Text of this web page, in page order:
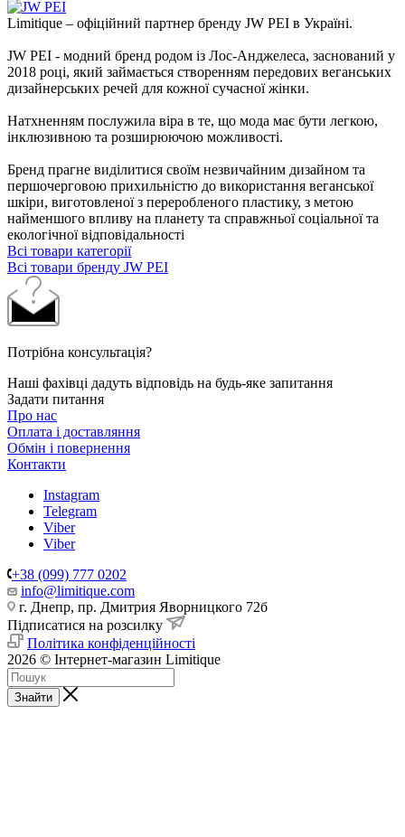
Limitique – офіційний партнер бренду JW PEI в Україні.
JW PEI - модний бренд родом із Лос-Анджелеса, заснований у
2018 році, який займається створенням передових веганських
дизайнерських речей для кожної сучасної жінки.
Натхненням послужила віра в те, що мода має бути легкою,
інклюзивною та розширюючою можливості.
Бренд прагне виділитися своїм незвичайним дизайном та
першочерговою прихильністю до використання веганської
шкіри, виготовленої з переробленого пластику, з метою
найменшого впливу на планету та справжньої соціальної та
екологічної відповідальності
Всі товари категорії
Всі товари бренду JW PEI
Потрібна консультація?
Наші фахівці дадуть відповідь на будь-яке запитання
Задати питання
Про нас
Оплата і доставляння
Обмін і повернення
Контакти
Instagram
Telegram
Viber
Viber
+38 (099) 777 0202
info@limitique.com
г. Днепр, пр. Дмитрия Яворницкого 72б
Підписатися на розсилку
Політика конфіденційності
2026 © Інтернет-магазин Limitique
Знайти